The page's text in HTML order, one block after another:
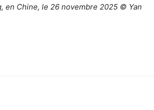
en Chine, le 26 novembre 2025 © Yan